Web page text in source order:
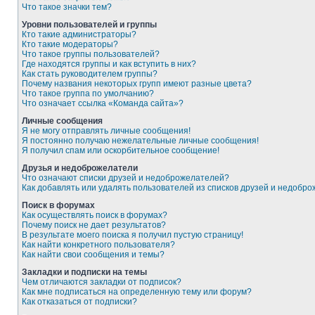
Что такое значки тем?
Уровни пользователей и группы
Кто такие администраторы?
Кто такие модераторы?
Что такое группы пользователей?
Где находятся группы и как вступить в них?
Как стать руководителем группы?
Почему названия некоторых групп имеют разные цвета?
Что такое группа по умолчанию?
Что означает ссылка «Команда сайта»?
Личные сообщения
Я не могу отправлять личные сообщения!
Я постоянно получаю нежелательные личные сообщения!
Я получил спам или оскорбительное сообщение!
Друзья и недоброжелатели
Что означают списки друзей и недоброжелателей?
Как добавлять или удалять пользователей из списков друзей и
Поиск в форумах
Как осуществлять поиск в форумах?
Почему поиск не дает результатов?
В результате моего поиска я получил пустую страницу!
Как найти конкретного пользователя?
Как найти свои сообщения и темы?
Закладки и подписки на темы
Чем отличаются закладки от подписок?
Как мне подписаться на определенную тему или форум?
Как отказаться от подписки?